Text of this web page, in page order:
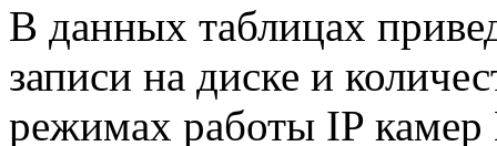
В данных таблицах
записи на диске и
режимах работы IP камер